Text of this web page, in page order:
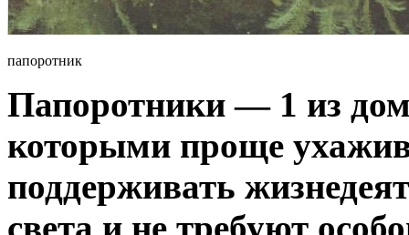
папоротник
Папоротники — 1 из
которыми проще
поддерживать